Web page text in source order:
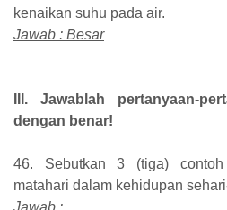
kenaikan suhu pada air.
Jawab : Besar
III. Jawablah pertanyaan-
dengan benar!
46. Sebutkan 3 (tiga)
matahari dalam kehidupan
Jawab :